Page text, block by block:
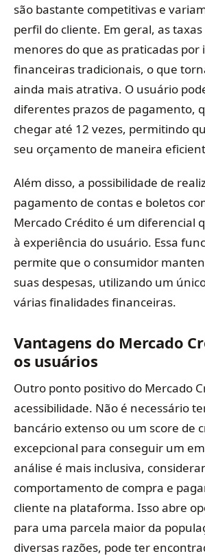
são bastante competitivas e
perfil do cliente. Em geral, as
menores do que as praticadas por
financeiras tradicionais, o que
ainda mais atrativa. O usuário
diferentes prazos de pagamento,
chegar até 12 vezes, permitindo
seu orçamento de maneira
Além disso, a possibilidade de
pagamento de contas e boletos
Mercado Crédito é um diferencial
à experiência do usuário. Essa
permite que o consumidor
suas despesas, utilizando um
várias finalidades financeiras.
Vantagens do Mercado
os usuários
Outro ponto positivo do Mercado
acessibilidade. Não é necessário
bancário extenso ou um score de
excepcional para conseguir um
análise é mais inclusiva,
comportamento de compra e
cliente na plataforma. Isso abre
para uma parcela maior da
diversas razões, pode ter